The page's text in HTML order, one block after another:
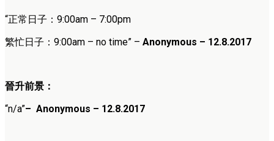
“正常日子：9:00am – 7:00pm
繁忙日子：9:00am – no time” – Anonymous – 12.8.2017
晉升前景：
“n/a”– Anonymous – 12.8.2017